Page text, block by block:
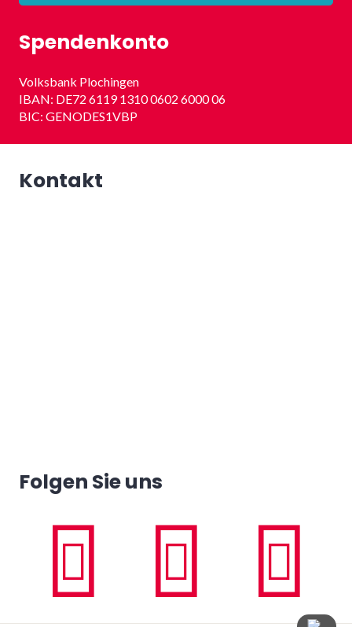
Spendenkonto
Volksbank Plochingen
IBAN: DE72 6119 1310 0602 6000 06
BIC: GENODES1VBP
Kontakt
Folgen Sie uns